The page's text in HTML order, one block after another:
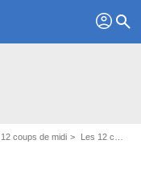
profil search
coups de midi Les 12 coups de midi : Miss Maboule est la fille d’un célèbre chanteur et acteur